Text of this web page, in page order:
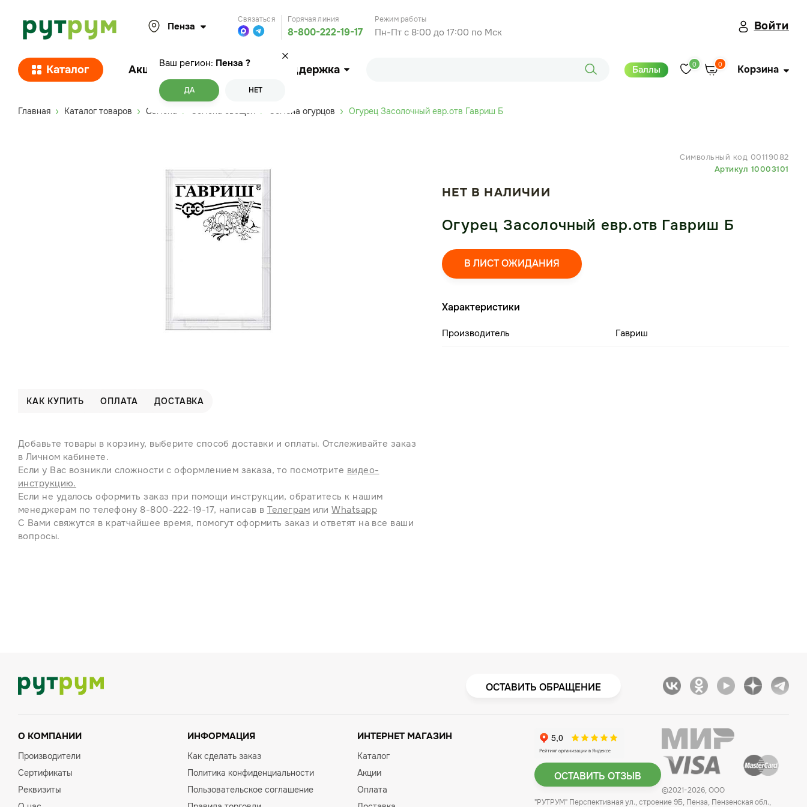
Пенза
Ваш регион: Пенза ?
ДА НЕТ
Связаться Горячая линия
8-800-222-19-17
Режим работы
Пн-Пт с 8:00 до 17:00 по Мск
Войти
Каталог Акции Покупателям Поддержка Баллы 0 0 Корзина
Главная Каталог товаров Семена Семена огурцов Огурец Засолочный евр.отв Гавриш Б
КАК КУПИТЬ ОПЛАТА ДОСТАВКА
Добавьте товары в корзину, выберите способ доставки и оплаты. Отслеживайте заказ
в Личном кабинете.
Если у Вас возникли сложности с оформлением заказа, то посмотрите видео-
инструкцию.
Если не удалось оформить заказ при помощи инструкции, обратитесь к нашим
менеджерам по телефону 8-800-222-19-17, написав в Телеграм илиWhatsapp
С Вами свяжутся в кратчайшее время, помогут оформить заказ и ответят на все ваши
вопросы.
Символьный код 00119082
Артикул 10003101
НЕТ В НАЛИЧИИ
Огурец Засолочный евр.отв Гавриш Б
В ЛИСТ ОЖИДАНИЯ
Характеристики
Производитель Гавриш
ОСТАВИТЬ ОБРАЩЕНИЕ
О КОМПАНИИ
Производители
Сертификаты
Реквизиты
ИНФОРМАЦИЯ
Как сделать заказ
Политика конфиденциальности
Пользовательское соглашение
ИНТЕРНЕТ МАГАЗИН
Каталог
Акции
Оплата
ОСТАВИТЬ ОТЗЫВ
©2021-2026, ООО
"РУТРУМ" Перспективная ул., строение 9Б, Пенза, Пензенская обл.,